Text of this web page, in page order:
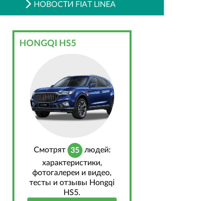
НОВОСТИ FIAT LINEA
HONGQI HS5
Cмотрят 35 людей:
характеристики,
фотогалереи и видео,
тесты и отзывы Hongqi
HS5.